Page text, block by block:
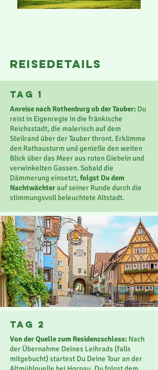
reisedetails
Tag 1
Anreise nach Rothenburg ob der Tauber: Du
reist in Eigenregie in die fränkische
Reichsstadt, die malerisch auf dem
Steilrand über der Tauber thront. Erklimme
den Rathausturm und genieße den weiten
Blick über das Meer aus roten Giebeln und
verwinkelten Gassen. Sobald die
Dämmerung einsetzt, folgst Du dem
Nachtwächterauf seiner Runde durch die
stimmungsvoll beleuchtete Altstadt.
Tag 2
Von der Quelle zum Residenzschloss: Nach
der Übernahme Deines Leihrads (falls
mitgebucht) startest Du Deine Tour an der